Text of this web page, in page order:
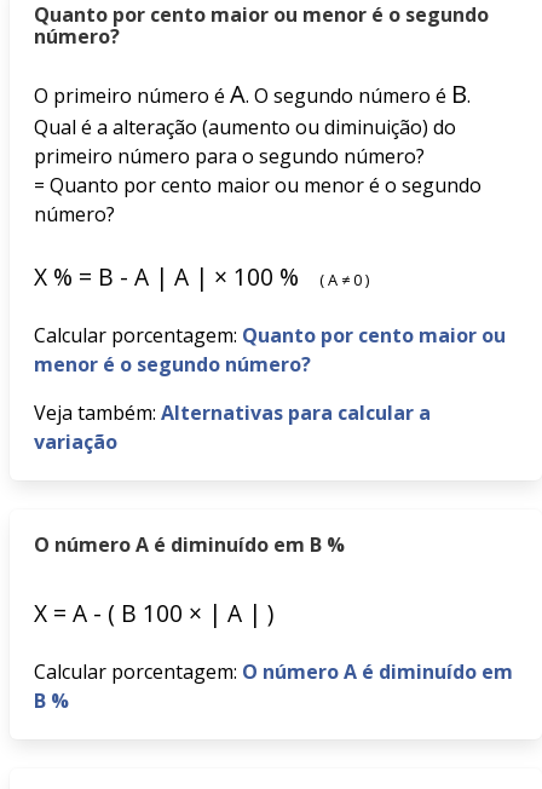
Quanto por cento maior ou menor é o segundo
número?
O primeiro número é A. O segundo número é B.
Qual é a alteração (aumento ou diminuição) do
primeiro número para o segundo número?
= Quanto por cento maior ou menor é o segundo
número?
X % = B - A | A | × 100 % (A ≠0)
Calcular porcentagem: Quanto por cento maior ou
menor é o segundo número?
Veja também: Alternativas para calcular a
variação
O número A é diminuído em B %
X = A - ( B 100 × | A | )
Calcular porcentagem: O número A é diminuído em
B %